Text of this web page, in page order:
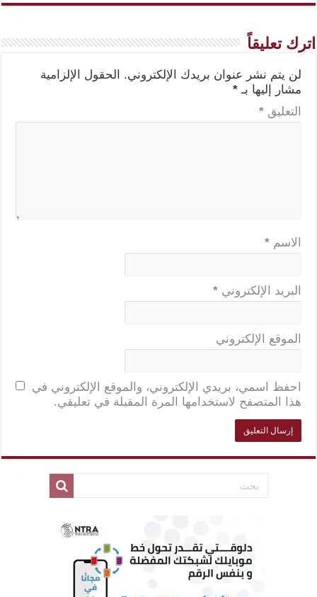
اترك تعليقاً
لن يتم نشر عنوان بريدك الإلكتروني.
الحقول الإلزامية
مشار إليها بـ *
التعليق *
الاسم *
البريد الإلكتروني *
الموقع الإلكتروني
احفظ اسمي، بريدي الإلكتروني، والموقع الإلكتروني في
هذا المتصفح لاستخدامها المرة المقبلة في تعليقي.